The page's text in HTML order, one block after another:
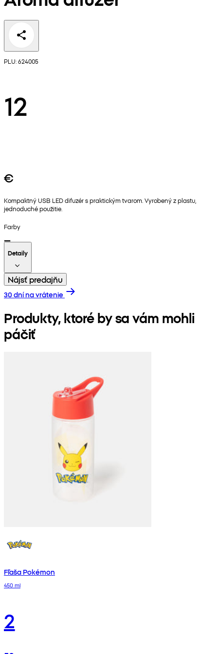
PLU: 624005
12
€
Kompaktný USB LED difuzér s praktickým tvarom. Vyrobený z plastu,
jednoduché použitie.
Farby
Detaily
Nájsť predajňu
30 dní na vrátenie
Produkty, ktoré by sa vám mohli
páčiť
Fľaša Pokémon
450 ml
2